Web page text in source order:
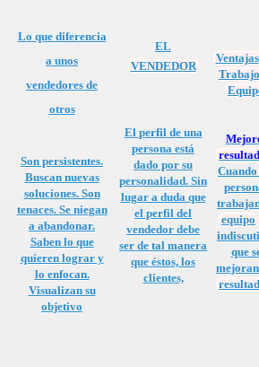
Lo que diferencia
a unos
vendedores de
otros
Son persistentes.
Buscan nuevas
soluciones. Son
tenaces. Se niegan
a abandonar.
Saben lo que
quieren lograr y
lo enfocan.
Visualizan su
objetivo
EL
VENDEDOR
El perfil de una
persona está
dado por su
personalidad. Sin
lugar a duda que
el perfil del
vendedor debe
ser de tal manera
que éstos, los
clientes,
Ventajas
Trabajo
equipo
que
vendedor
estar en la oficina y en el trabajo.